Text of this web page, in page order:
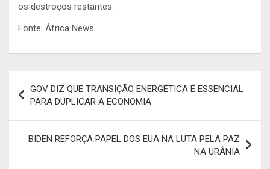
os destroços restantes.
Fonte: África News
de
artigos
GOV DIZ QUE TRANSIÇÃO ENERGÉTICA É ESSENCIAL
PARA DUPLICAR A ECONOMIA
BIDEN REFORÇA PAPEL DOS EUA NA LUTA PELA PAZ
NA URÂNIA